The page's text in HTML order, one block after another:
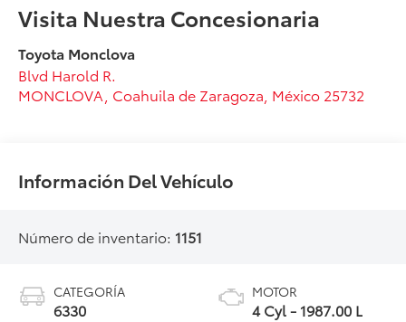
Visita Nuestra Concesionaria
Toyota Monclova
Blvd Harold R.
MONCLOVA Coahuila de Zaragoza , México 25732
Información Del Vehículo
Número de inventario: 1151
CATEGORÍA
6330
MOTOR
4 Cyl - 1987.00 L